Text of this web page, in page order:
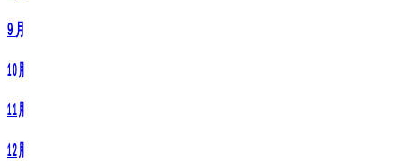
㋈
㋉
㋊
㋋